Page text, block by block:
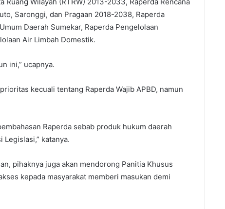
Saronggi, dan Pragaan 2018-2038, Raperda
Daerah Sumekar, Raperda Pengelolaan
Air Limbah Domestik.
ini,” ucapnya.
kecuali tentang Raperda Wajib APBD, namun
Raperda sebab produk hukum daerah
katanya.
pihaknya juga akan mendorong Panitia Khusus
kepada masyarakat memberi masukan demi